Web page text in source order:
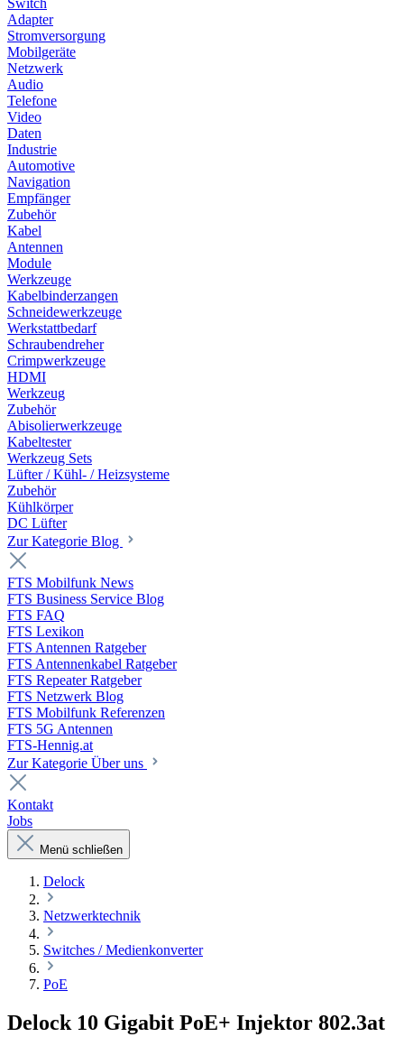
Adapter
Stromversorgung
Mobilgeräte
Netzwerk
Audio
Telefone
Video
Daten
Industrie
Automotive
Navigation
Empfänger
Zubehör
Kabel
Antennen
Module
Werkzeuge
Kabelbinderzangen
Schneidewerkzeuge
Werkstattbedarf
Schraubendreher
Crimpwerkzeuge
HDMI
Werkzeug
Zubehör
Abisolierwerkzeuge
Kabeltester
Werkzeug Sets
Lüfter / Kühl- / Heizsysteme
Zubehör
Kühlkörper
DC Lüfter
Zur Kategorie Blog
FTS Mobilfunk News
FTS Business Service Blog
FTS FAQ
FTS Lexikon
FTS Antennen Ratgeber
FTS Antennenkabel Ratgeber
FTS Repeater Ratgeber
FTS Netzwerk Blog
FTS Mobilfunk Referenzen
FTS 5G Antennen
FTS-Hennig.at
Zur Kategorie Über uns
Kontakt
Jobs
Menü schließen
Delock
Netzwerktechnik
Switches / Medienkonverter
PoE
Delock 10 Gigabit PoE+ Injektor 802.3at